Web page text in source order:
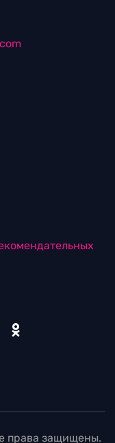
права защищены.